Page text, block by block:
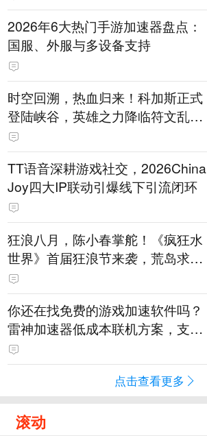
2026年6大热门手游加速器盘点：
国服、外服与多设备支持
时空回溯，热血归来！科加斯正式
登陆峡谷，英雄之力降临符文乱
斗！
TT语音深耕游戏社交，2026China
Joy四大IP联动引爆线下引流闭环
狂浪八月，陈小春掌舵！《疯狂水
世界》首届狂浪节来袭，荒岛求生
直播即将开启
你还在找免费的游戏加速软件吗？
雷神加速器低成本联机方案，支持
免费试用
点击查看更多
滚动